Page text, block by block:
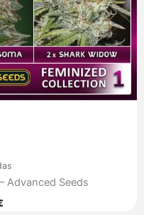
Advanced Seeds